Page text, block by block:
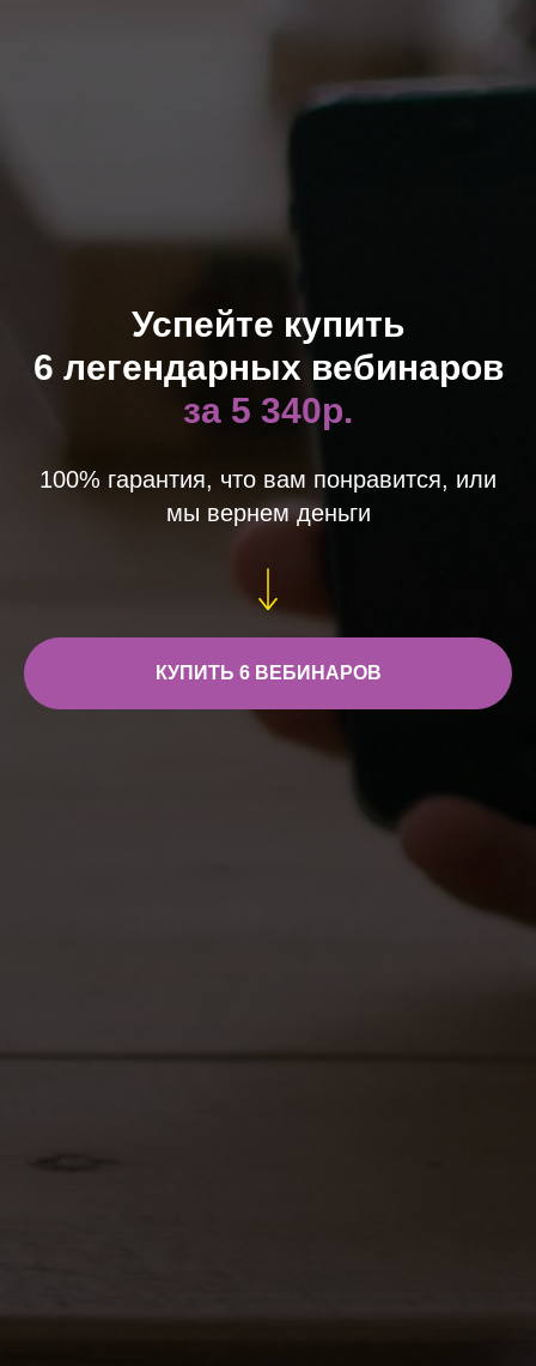
Успейте купить
6 легендарных вебинаров
за 5 340р.
100% гарантия, что вам понравится, или
мы вернем деньги
КУПИТЬ 6 ВЕБИНАРОВ